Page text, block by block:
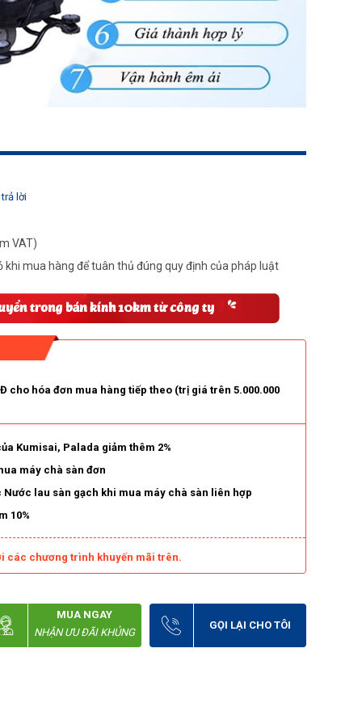
lời
VAT)
khi mua hàng để tuân thủ đúng quy định của pháp luật
cho hóa đơn mua hàng tiếp theo (trị giá trên 5.000.000
Kumisai, Palada giảm thêm 2%
máy chà sàn đơn
Nước lau sàn gạch khi mua máy chà sàn liên hợp
10%
các chương trình khuyến mãi trên.
MUA NGAY
NHẬN ƯU ĐÃI KHỦNG
GỌI LẠI CHO TÔI